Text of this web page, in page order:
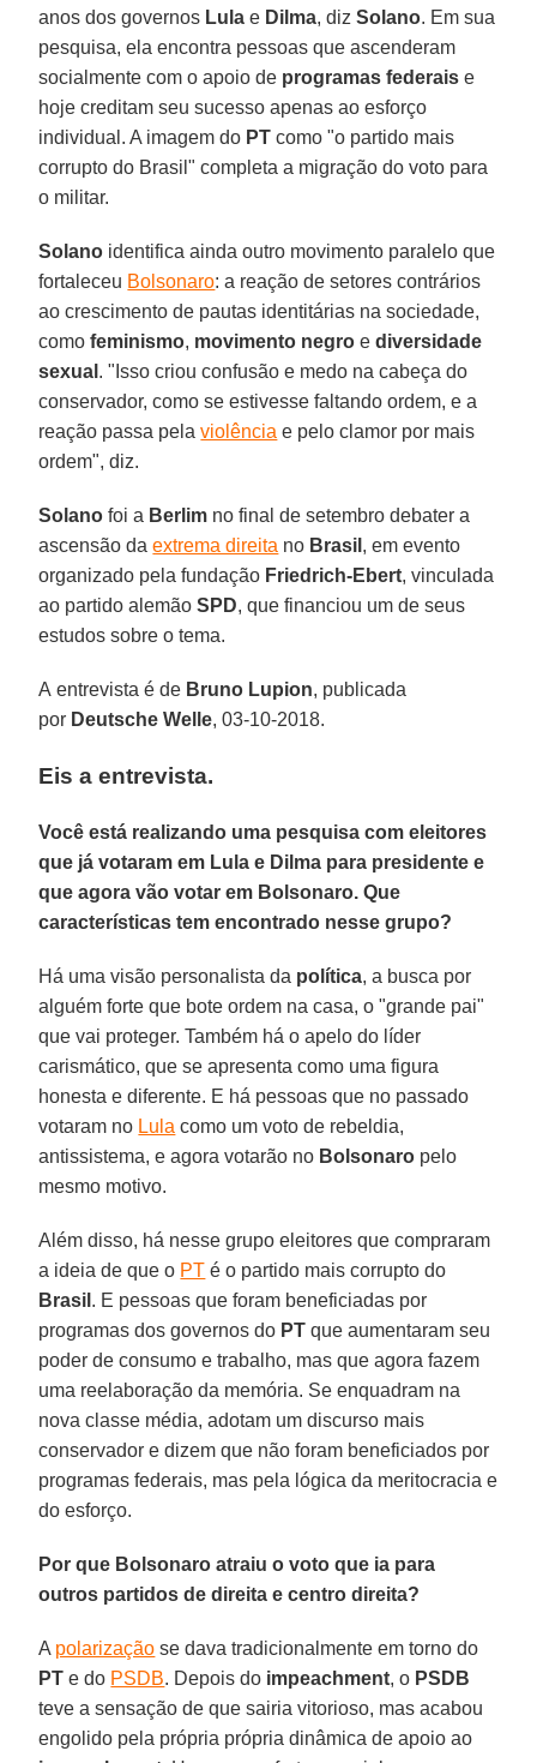
anos dos governos Lula e Dilma, dizSolano. Em sua
pesquisa, ela encontra pessoas que ascenderam
socialmente com o apoio de programas federais e
hoje creditam seu sucesso apenas ao esforço
individual. A imagem do PT como "o partido mais
corrupto do Brasil" completa a migração do voto para
o militar.
Solano identifica ainda outro movimento paralelo que
fortaleceu Bolsonaro: a reação de setores contrários
ao crescimento de pautas identitárias na sociedade,
comofeminismo, movimento negro ediversidade
sexual . "Isso criou confusão e medo na cabeça do
conservador, como se estivesse faltando ordem, e a
reação passa pelaviolência e pelo clamor por mais
ordem", diz.
Solano foi a Berlim no final de setembro debater a
ascensão daextrema direita no Brasil , em evento
organizado pela fundação Friedrich-Ebert, vinculada
ao partido alemãoSPD, que financiou um de seus
estudos sobre o tema.
A entrevista é de Bruno Lupion, publicada
por Deutsche Welle, 03-10-2018.
Eis a entrevista.
Você está realizando uma pesquisa com eleitores
que já votaram em Lula e Dilma para presidente e
que agora vão votar em Bolsonaro. Que
características tem encontrado nesse grupo?
Há uma visão personalista da política, a busca por
alguém forte que bote ordem na casa, o "grande pai"
que vai proteger. Também há o apelo do líder
carismático, que se apresenta como uma figura
honesta e diferente. E há pessoas que no passado
votaram no Lula como um voto de rebeldia,
antissistema, e agora votarão no Bolsonaro pelo
mesmo motivo.
Além disso, há nesse grupo eleitores que compraram
a ideia de que o PT é o partido mais corrupto do
Brasil . E pessoas que foram beneficiadas por
programas dos governos do PT que aumentaram seu
poder de consumo e trabalho, mas que agora fazem
uma reelaboração da memória. Se enquadram na
nova classe média, adotam um discurso mais
conservador e dizem que não foram beneficiados por
programas federais, mas pela lógica da meritocracia e
do esforço.
Por que Bolsonaro atraiu o voto que ia para
outros partidos de direita e centro direita?
A polarização se dava tradicionalmente em torno do
PT e do PSDB. Depois do impeachment, o PSDB
teve a sensação de que sairia vitorioso, mas acabou
engolido pela própria própria dinâmica de apoio ao